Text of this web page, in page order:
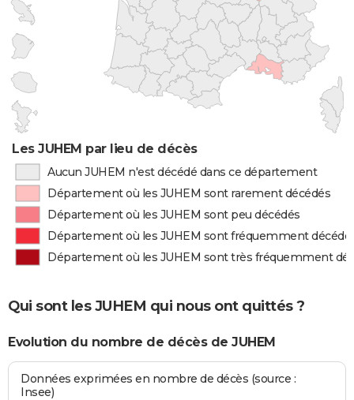
Les JUHEM par lieu de décès
Aucun JUHEM n'est décédé dans ce département
Département où les JUHEM sont rarement décédés
Département où les JUHEM sont peu décédés
Département où les JUHEM sont fréquemment
Département où les JUHEM sont très fréquemment
Qui sont les JUHEM qui nous ont quittés ?
Evolution du nombre de décès de JUHEM
Données exprimées en nombre de décès (source :
Insee)